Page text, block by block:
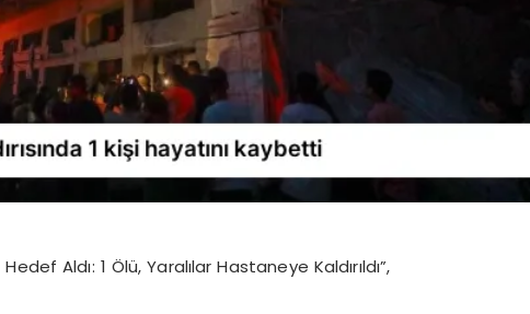
Aldı: 1 Ölü, Yaralılar Hastaneye Kaldırıldı”,